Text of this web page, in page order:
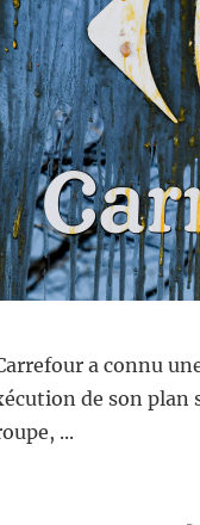
a connu
de son plan
...